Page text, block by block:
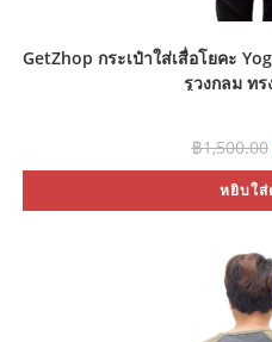
GetZhop กระเป๋าใส่เสื่อโยคะ
รูวงกลม ทร
฿1,500.00
หยิบใส่